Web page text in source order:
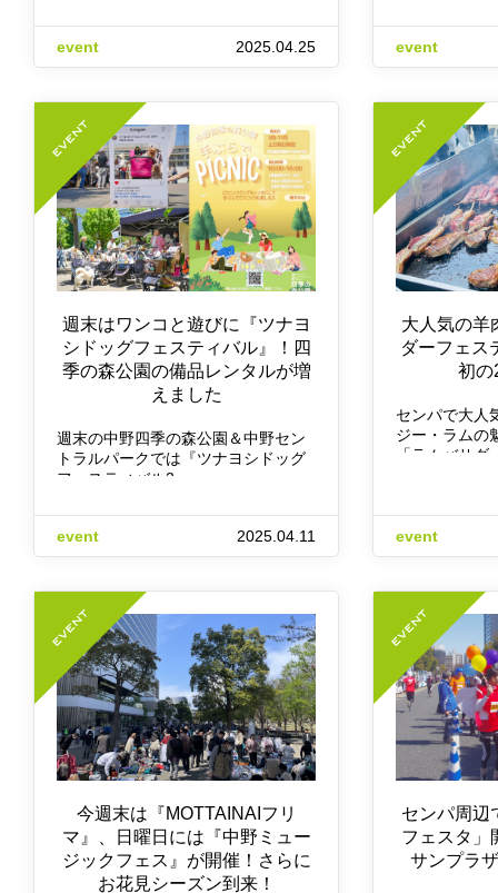
event 2025.04.25 event
週末はワンコと遊びに『ツナヨ
シドッグフェスティバル』！四
季の森公園の備品レンタルが増
えました
週末の中野四季の森公園＆中野セン
トラルパークでは『ツナヨシドッグ
フェスティバル2…
event 2025.04.11
大人気の羊
ダーフェス
初の
センパで大人
ジー・ラムの
「ラムバサ
event
今週末は『MOTTAINAIフリ
マ』、日曜日には『中野ミュー
ジックフェス』が開催！さらに
お花見シーズン到来！
センパ周辺
フェスタ」
サンプラ